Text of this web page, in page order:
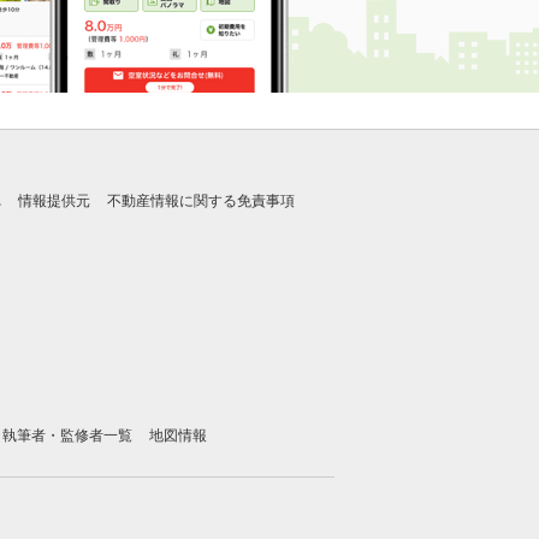
情報提供元 不動産情報に関する免責事項
執筆者・監修者一覧 地図情報